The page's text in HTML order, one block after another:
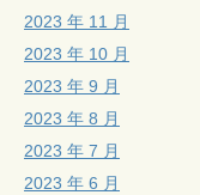
2023 年 11 月
2023 年 10 月
2023 年 9 月
2023 年 8 月
2023 年 7 月
2023 年 6 月